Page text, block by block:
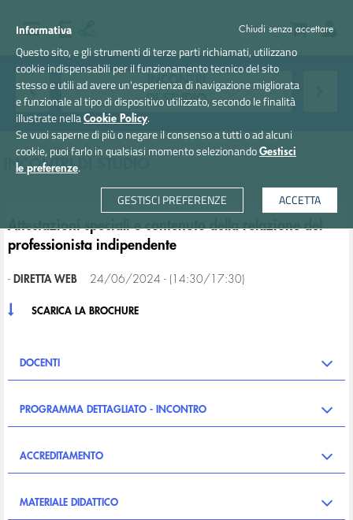
INCONTRI
DI STUDIO
INCONTRI DI STUDIO
Attestazioni speciali e contenuto della relazione del
professionista indipendente
- DIRETTA WEB 24/06/2024 - (14:30/17:30)
SCARICA LA BROCHURE
DOCENTI
PROGRAMMA DETTAGLIATO - INCONTRO
ACCREDITAMENTO
MATERIALE DIDATTICO
Chiudi senza accettare
Informativa
Questo sito, e gli strumenti di terze parti richiamati, utilizzano
cookie indispensabili per il funzionamento tecnico del sito
stesso e utili ad avere un'esperienza di navigazione migliorata
e funzionale al tipo di dispositivo utilizzato, secondo le finalità
illustrate nella Cookie Policy.
Se vuoi saperne di più o negare il consenso a tutti o ad alcuni
cookie, puoi farlo in qualsiasi momento selezionando Gestisci
le preferenze.
GESTISCI PREFERENZE
ACCETTA